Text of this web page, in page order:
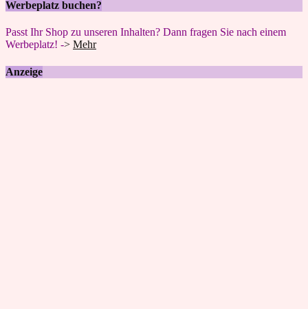
Werbeplatz buchen?
Passt Ihr Shop zu unseren Inhalten? Dann fragen Sie nach einem
Werbeplatz! -> Mehr
Anzeige